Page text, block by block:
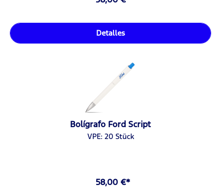
Detalles
Bolígrafo Ford Script
VPE: 20 Stück
58,00 €*